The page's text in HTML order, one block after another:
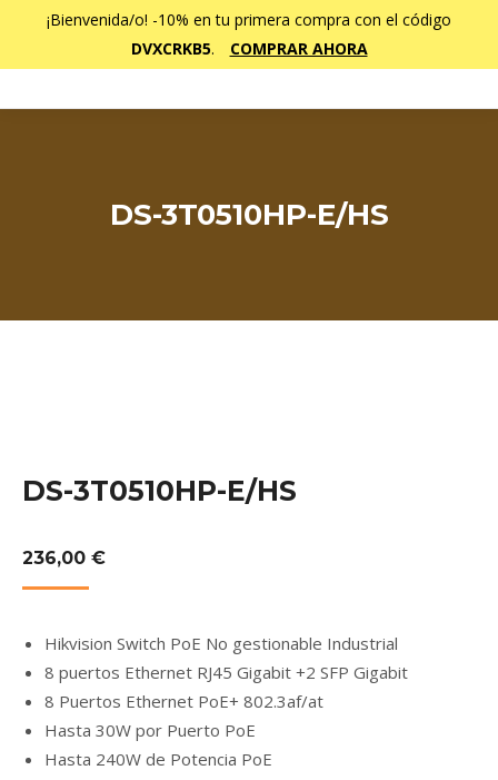
¡Bienvenida/o! -10% en tu primera compra con el código
DVXCRKB5. COMPRAR AHORA
DS-3T0510HP-E/HS
DS-3T0510HP-E/HS
236,00 €
Hikvision Switch PoE No gestionable Industrial
8 puertos Ethernet RJ45 Gigabit +2 SFP Gigabit
8 Puertos Ethernet PoE+ 802.3af/at
Hasta 30W por Puerto PoE
Hasta 240W de Potencia PoE